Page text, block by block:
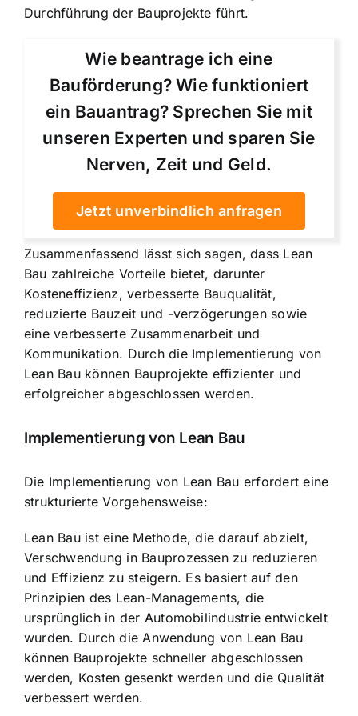
Durchführung der Bauprojekte führt.
Wie beantrage ich eine
Bauförderung? Wie funktioniert
ein Bauantrag? Sprechen Sie mit
unseren Experten und sparen Sie
Nerven, Zeit und Geld.
Jetzt unverbindlich anfragen
Zusammenfassend lässt sich sagen, dass Lean
Bau zahlreiche Vorteile bietet, darunter
Kosteneffizienz, verbesserte Bauqualität,
reduzierte Bauzeit und -verzögerungen sowie
eine verbesserte Zusammenarbeit und
Kommunikation. Durch die Implementierung von
Lean Bau können Bauprojekte effizienter und
erfolgreicher abgeschlossen werden.
Implementierung von Lean Bau
Die Implementierung von Lean Bau erfordert eine
strukturierte Vorgehensweise:
Lean Bau ist eine Methode, die darauf abzielt,
Verschwendung in Bauprozessen zu reduzieren
und Effizienz zu steigern. Es basiert auf den
Prinzipien des Lean-Managements, die
ursprünglich in der Automobilindustrie entwickelt
wurden. Durch die Anwendung von Lean Bau
können Bauprojekte schneller abgeschlossen
werden, Kosten gesenkt werden und die Qualität
verbessert werden.